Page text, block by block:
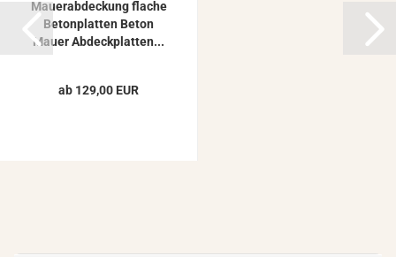
Mau­er­ab­de­ckung fla­che
Be­ton­plat­ten Beton
Mauer Ab­deck­plat­ten...
ab 129,00 EUR